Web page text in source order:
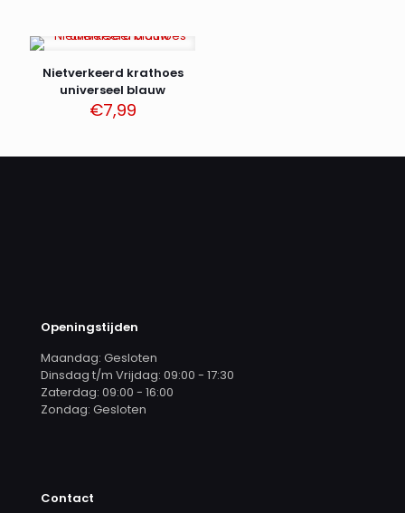
Nietverkeerd krathoes
universeel blauw
€7,99
Openingstijden
Maandag: Gesloten
Dinsdag t/m Vrijdag: 09:00 - 17:30
Zaterdag: 09:00 - 16:00
Zondag: Gesloten
Contact